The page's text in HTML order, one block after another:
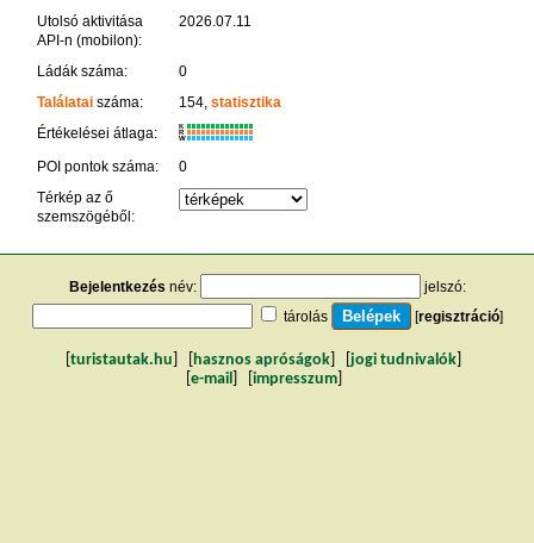
Utolsó aktivitása
API-n (mobilon):
2026.07.11
Ládák száma:
0
Találataiszáma: 154, statisztika
Értékelései átlaga:
K
R
W
POI pontok száma:
0
Térkép az ő
szemszögéből:
Bejelentkezés név:
jelszó:
tárolás
[regisztráció]
turistautak.hu hasznos apróságok jogi tudnivalók
e-mail impresszum]